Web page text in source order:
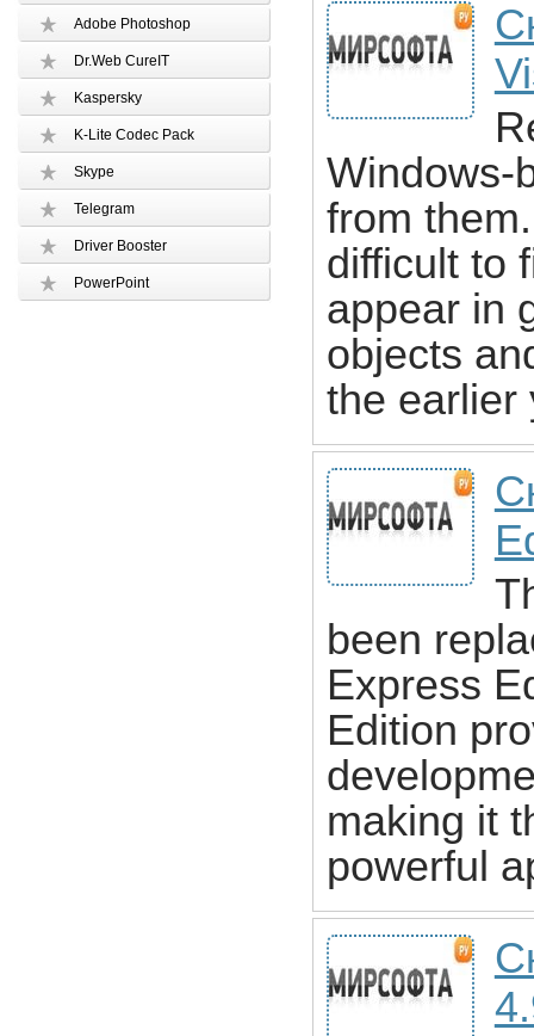
Adobe Photoshop
Dr.Web CureIT
Kaspersky
K-Lite Codec Pack
Skype
Telegram
Driver Booster
PowerPoint
Windows-
from
difficult to
appear in
objects
the earlier
been
Express
Edition
making it
powerful